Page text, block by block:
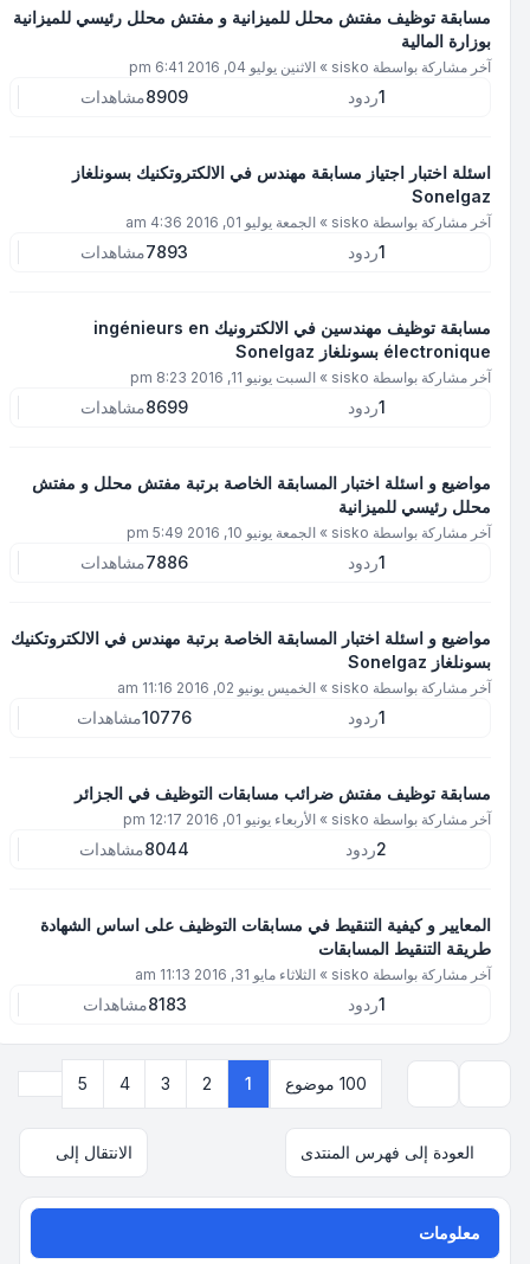
مسابقة توظيف مفتش محلل للميزانية و مفتش محلل رئيسي للميزانية
بوزارة المالية
آخر مشاركة بواسطةsisko
»الاثنين يوليو 04, 2016 6:41 pm
ردود 8909مشاهدات
اسئلة اختبار اجتياز مسابقة مهندس في الالكتروتكنيك بسونلغاز
Sonelgaz
آخر مشاركة بواسطةsisko
»الجمعة يوليو 01, 2016 4:36 am
ردود 7893مشاهدات
مسابقة توظيف مهندسين في الالكترونيك ingénieurs en
électronique بسونلغاز Sonelgaz
آخر مشاركة بواسطةsisko
»السبت يونيو 11, 2016 8:23 pm
ردود 8699مشاهدات
مواضيع و اسئلة اختبار المسابقة الخاصة برتبة مفتش محلل و مفتش
محلل رئيسي للميزانية
آخر مشاركة بواسطةsisko
»الجمعة يونيو 10, 2016 5:49 pm
ردود 7886مشاهدات
مواضيع و اسئلة اختبار المسابقة الخاصة برتبة مهندس في الالكتروتكنيك
بسونلغاز Sonelgaz
آخر مشاركة بواسطةsisko
»الخميس يونيو 02, 2016 11:16 am
ردود 10776مشاهدات
مسابقة توظيف مفتش ضرائب مسابقات التوظيف في الجزائر
آخر مشاركة بواسطةsisko
»الأربعاء يونيو 01, 2016 12:17 pm
ردود 8044مشاهدات
المعايير و كيفية التنقيط في مسابقات التوظيف على اساس الشهادة
طريقة التنقيط المسابقات
آخر مشاركة بواسطةsisko
»الثلاثاء مايو 31, 2016 11:13 am
ردود 8183مشاهدات
خيارات العرض والترتيب
100 موضوع 4
العودة إلى فهرس المنتدى الانتقال إلى
معلومات